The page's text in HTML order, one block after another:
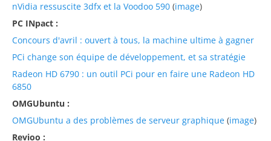
nVidia ressuscite 3dfx et la Voodoo 590 (image)
PC INpact :
Concours d'avril : ouvert à tous, la machine ultime à gagner
PCi change son équipe de développement, et sa stratégie
Radeon HD 6790 : un outil PCi pour en faire une Radeon HD
6850
OMGUbuntu :
OMGUbuntu a des problèmes de serveur graphique (image)
Revioo :